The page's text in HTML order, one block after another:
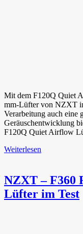
Mit dem F120Q Quiet
mm-Lüfter von NZXT
Verarbeitung auch eine
Geräuschentwicklung
F120Q Quiet Airflow
Weiterlesen
NZXT – F360
Lüfter im Test